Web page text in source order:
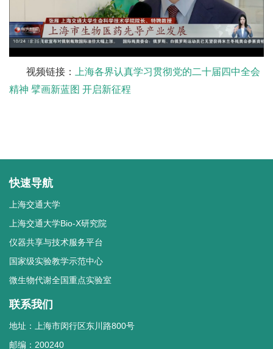
视频链接：
上海各界认真学习贯彻党的二十届四中全会
精神 擘画新蓝图 开启新征程
快速导航
上海交通大学
上海交通大学Bio-X研究院
仪器共享与技术服务平台
国家级实验教学示范中心
微生物代谢全国重点实验室
联系我们
地址：上海市闵行区东川路800号
邮编：200240